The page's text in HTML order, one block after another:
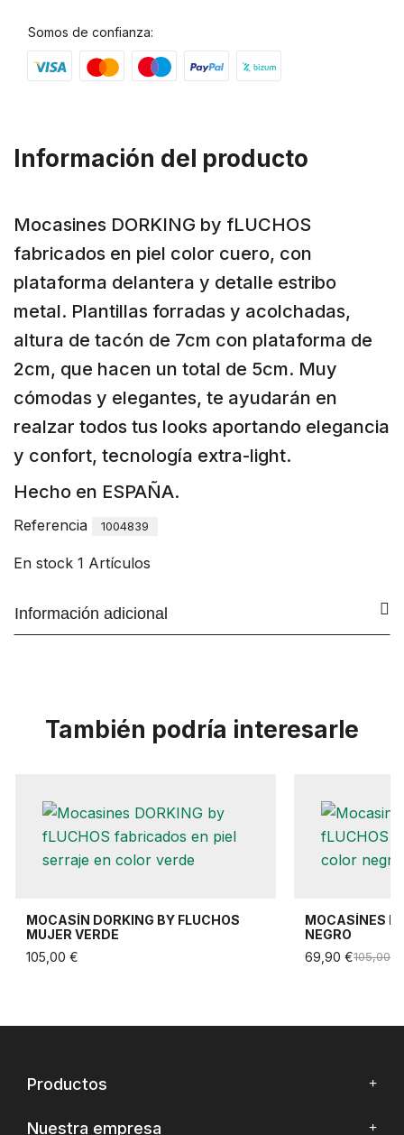
Somos de confianza:
Información del producto
Mocasines DORKING by fLUCHOS
fabricados en piel color cuero, con
plataforma delantera y detalle estribo
metal. Plantillas forradas y acolchadas,
altura de tacón de 7cm con plataforma de
2cm, que hacen un total de 5cm. Muy
cómodas y elegantes, te ayudarán en
realzar todos tus looks aportando elegancia
y confort, tecnología extra-light.
Hecho en ESPAÑA.
Referencia 1004839
En stock 1 Artículos
Información adicional
También podría interesarle
MOCASÍN DORKING BY FLUCHOS
MUJER VERDE
105,00 €
MOCASÍNES
NEGRO
69,90 €105,00 €
Productos
Nuestra empresa